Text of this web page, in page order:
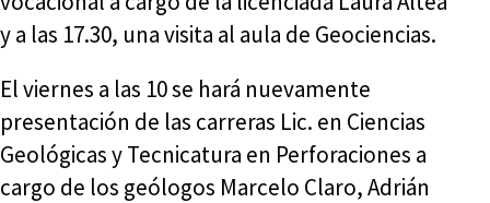
y a las 17.30, una visita al aula de Geociencias.
El viernes a las 10 se hará nuevamente
presentación de las carreras Lic. en Ciencias
Geológicas y Tecnicatura en Perforaciones a
cargo de los geólogos Marcelo Claro, Adrián